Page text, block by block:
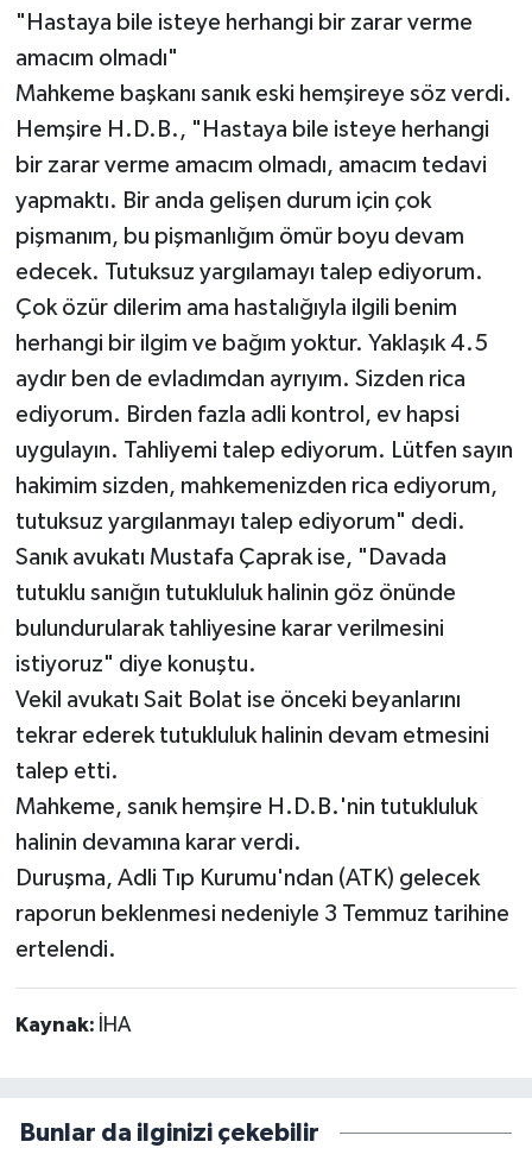
"Hastaya bile isteye herhangi bir zarar verme
amacım olmadı"
Mahkeme başkanı sanık eski hemşireye söz verdi.
Hemşire H.D.B., "Hastaya bile isteye herhangi
bir zarar verme amacım olmadı, amacım tedavi
yapmaktı. Bir anda gelişen durum için çok
pişmanım, bu pişmanlığım ömür boyu devam
edecek. Tutuksuz yargılamayı talep ediyorum.
Çok özür dilerim ama hastalığıyla ilgili benim
herhangi bir ilgim ve bağım yoktur. Yaklaşık 4.5
aydır ben de evladımdan ayrıyım. Sizden rica
ediyorum. Birden fazla adli kontrol, ev hapsi
uygulayın. Tahliyemi talep ediyorum. Lütfen sayın
hakimim sizden, mahkemenizden rica ediyorum,
tutuksuz yargılanmayı talep ediyorum" dedi.
Sanık avukatı Mustafa Çaprak ise, "Davada
tutuklu sanığın tutukluluk halinin göz önünde
bulundurularak tahliyesine karar verilmesini
istiyoruz" diye konuştu.
Vekil avukatı Sait Bolat ise önceki beyanlarını
tekrar ederek tutukluluk halinin devam etmesini
talep etti.
Mahkeme, sanık hemşire H.D.B.'nin tutukluluk
halinin devamına karar verdi.
Duruşma, Adli Tıp Kurumu'ndan (ATK) gelecek
raporun beklenmesi nedeniyle 3 Temmuz tarihine
ertelendi.
Kaynak: İHA
Bunlar da ilginizi çekebilir